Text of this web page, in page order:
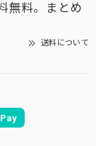
無料。まとめ
送料について